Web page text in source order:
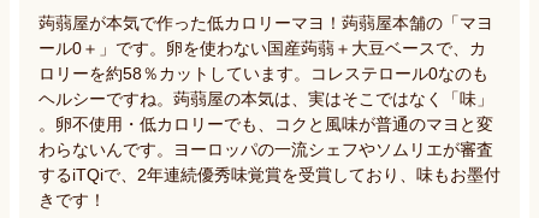
蒟蒻屋が本気で作った低カロリーマヨ！蒟蒻屋本舗の「マヨ
ール0＋」です。卵を使わない国産蒟蒻＋大豆ベースで、カ
ロリーを約58％カットしています。コレステロール0なのも
ヘルシーですね。蒟蒻屋の本気は、実はそこではなく「味」
。卵不使用・低カロリーでも、コクと風味が普通のマヨと変
わらないんです。ヨーロッパの一流シェフやソムリエが審査
するiTQiで、2年連続優秀味覚賞を受賞しており、味もお墨付
きです！